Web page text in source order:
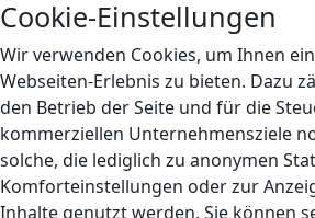
Cookie-Einstellungen
Wir verwenden Cookies, um Ihnen
Webseiten-Erlebnis zu bieten. Dazu
den Betrieb der Seite und für die
kommerziellen Unternehmensziele
solche, die lediglich zu anonymen
Komforteinstellungen oder zur
Inhalte genutzt werden. Sie können